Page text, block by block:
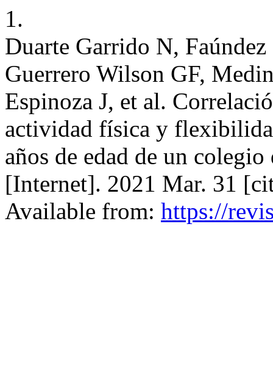
1.
Duarte Garrido N,
Guerrero Wilson GF,
Espinoza J, et al.
actividad física y
años de edad de un
[Internet]. 2021 Mar. 31
Available from: https://